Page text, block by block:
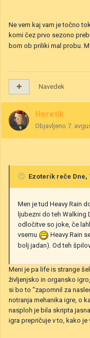
Ne vem kaj vam je točno
komi čez prvo sezono
bom ob priliki mal probu.
Navedek
Heretik
Objavljeno 7.
Ezoterik reče Dne,
Men je tud Heavy Rain
ljubezni do teh Walking
odločitve so joke, če
vsemu
Heavy Rain
bolj jadan). Od teh
Meni je pa life is strange
življenjsko in organsko
si bo to "zapomnil za
notranja mehanika igre, o
nasploh je bila skripta
igra prepričuje v to, kako je